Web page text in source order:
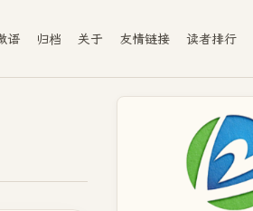
语 归档 关于 友情链接 读者排行